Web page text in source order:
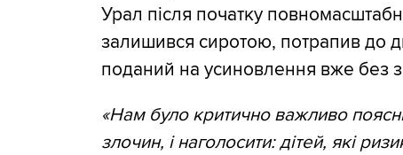
Урал після початку
залишився сиротою, потрапив до
поданий на усиновлення вже без
«Нам було критично важливо
злочин, і наголосити: дітей, які